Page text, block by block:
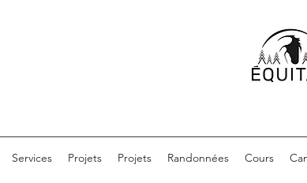
Services Projets Projets Randonnées Cours